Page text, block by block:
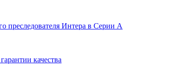
преследователя Интера в Серии А
качества